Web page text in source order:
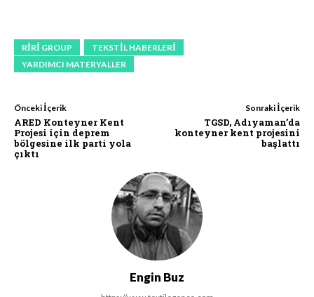
RIRI GROUP
TEKSTIL HABERLERI
YARDIMCI MATERYALLER
Önceki İçerik
ARED Konteyner Kent
Projesi için deprem
bölgesine ilk parti yola
çıktı
Sonraki İçerik
TGSD, Adıyaman’da
konteyner kent projesini
başlattı
Engin Buz